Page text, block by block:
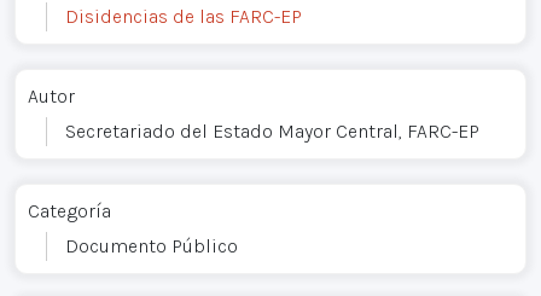
Disidencias de las FARC-EP
Autor
Secretariado del Estado Mayor Central, FARC-EP
Categoría
Documento Público